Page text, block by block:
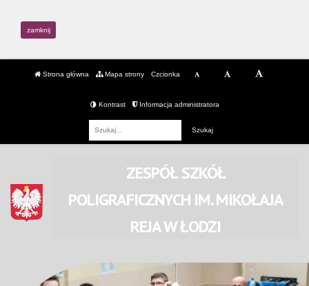
zamknij
Strona główna Mapa strony Czcionka
Kontrast Informacja administratora
ZESPÓŁ SZKÓŁ
POLIGRAFICZNYCHIM. MIKOŁAJA
REJAW ŁODZI